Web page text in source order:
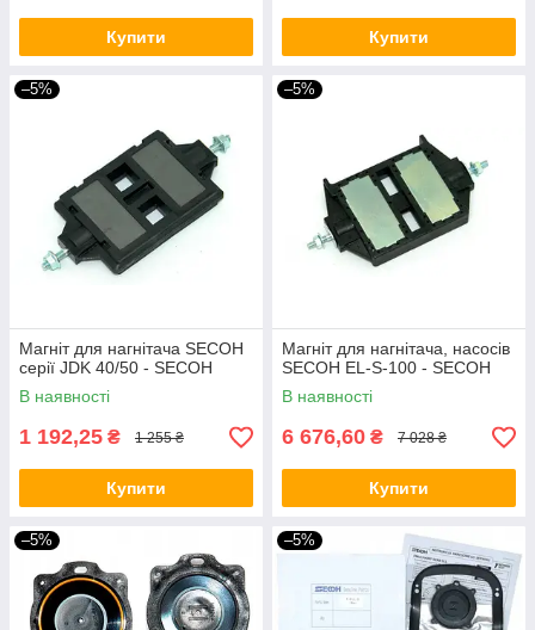
Купити Купити
–5%
Магніт для нагнітача SECOH
серії JDK 40/50 - SECOH
В наявності
1 192,25 ₴ 1 255 ₴
Купити
–5%
Магніт для нагнітача, насосів
SECOH EL-S-100 - SECOH
В наявності
6 676,60 ₴ 7 028 ₴
Купити
–5% –5%